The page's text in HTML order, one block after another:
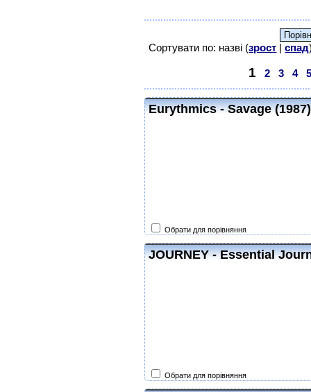
Сортувати по: назві (зрост |спад
1 2 3 4
Eurythmics - Savage (1987)
Обрати для порівняння
JOURNEY - Essential
Обрати для порівняння